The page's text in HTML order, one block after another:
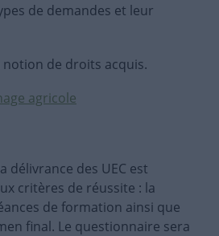
de demandes et leur
de droits acquis.
agricole
délivrance des UEC est
critères de réussite : la
de formation ainsi que
final. Le questionnaire sera